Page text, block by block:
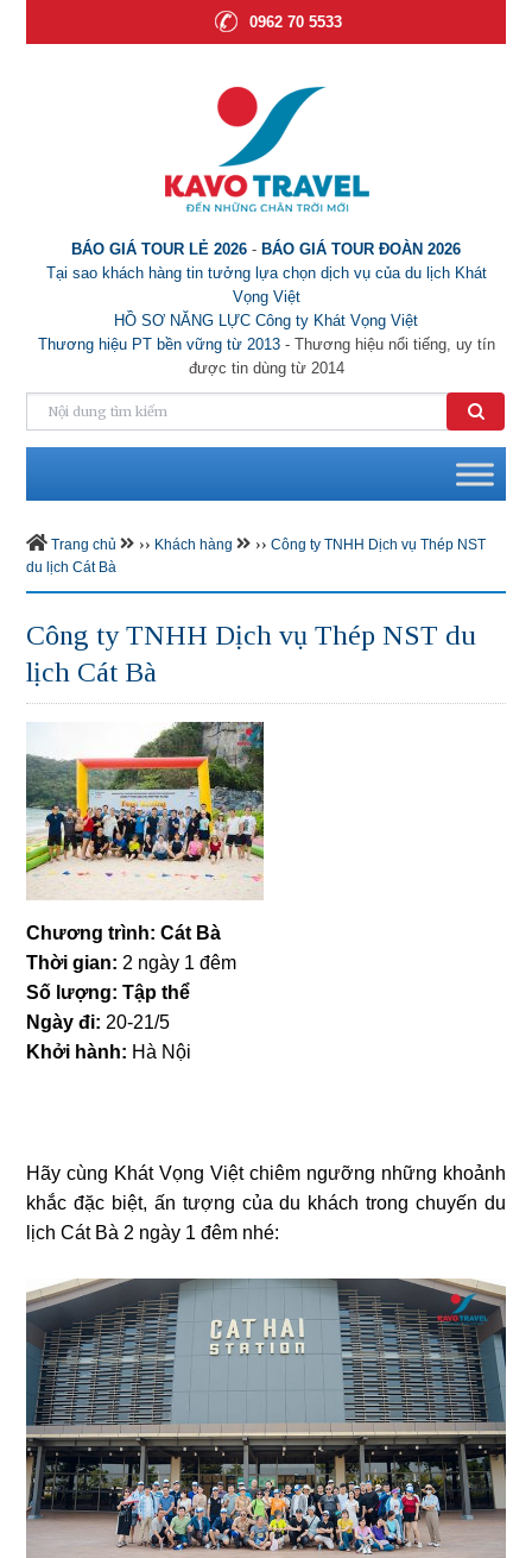
0962 70 5533
BÁO GIÁ TOUR LẺ 2026 - BÁO GIÁ TOUR ĐOÀN 2026
Tại sao khách hàng tin tưởng lựa chọn dịch vụ của du lịch Khát
Vọng Việt
HỒ SƠ NĂNG LỰC Công ty Khát Vọng Việt
Thương hiệu PT bền vững từ 2013- Thương hiệu nổi tiếng, uy tín
được tin dùng từ 2014
Trang chủ ›› Khách hàng ›› Công ty TNHH Dịch vụ Thép NST
du lịch Cát Bà
Công ty TNHH Dịch vụ Thép NST du
lịch Cát Bà
Chương trình: Cát Bà
Thời gian: 2 ngày 1 đêm
Số lượng: Tập thể
Ngày đi: 20-21/5
Khởi hành: Hà Nội
Hãy cùng Khát Vọng Việt chiêm ngưỡng những khoảnh
khắc đặc biệt, ấn tượng của du khách trong chuyến du
lịch Cát Bà 2 ngày 1 đêm nhé: